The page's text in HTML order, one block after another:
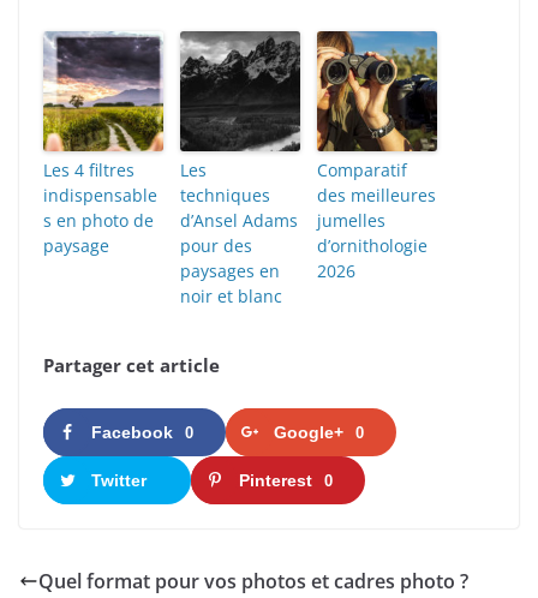
Les 4 filtres
indispensable
s en photo de
paysage
Les
techniques
d’Ansel Adams
pour des
paysages en
noir et blanc
Comparatif
des meilleures
jumelles
d’ornithologie
2026
Partager cet article
Facebook 0 Google+ 0
Twitter Pinterest 0
Quel format pour vos photos et cadres photo ?